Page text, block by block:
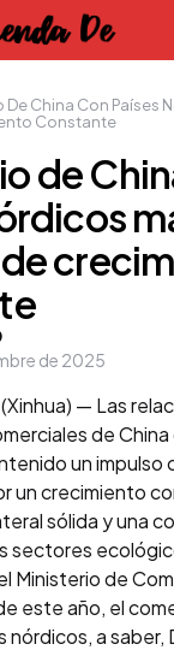
de
de 2025
De China Con Países
Constante
— Las
de China
un impulso
un crecimiento
sólida y una
sectores
Ministerio de
este año, el
nórdicos, a saber,